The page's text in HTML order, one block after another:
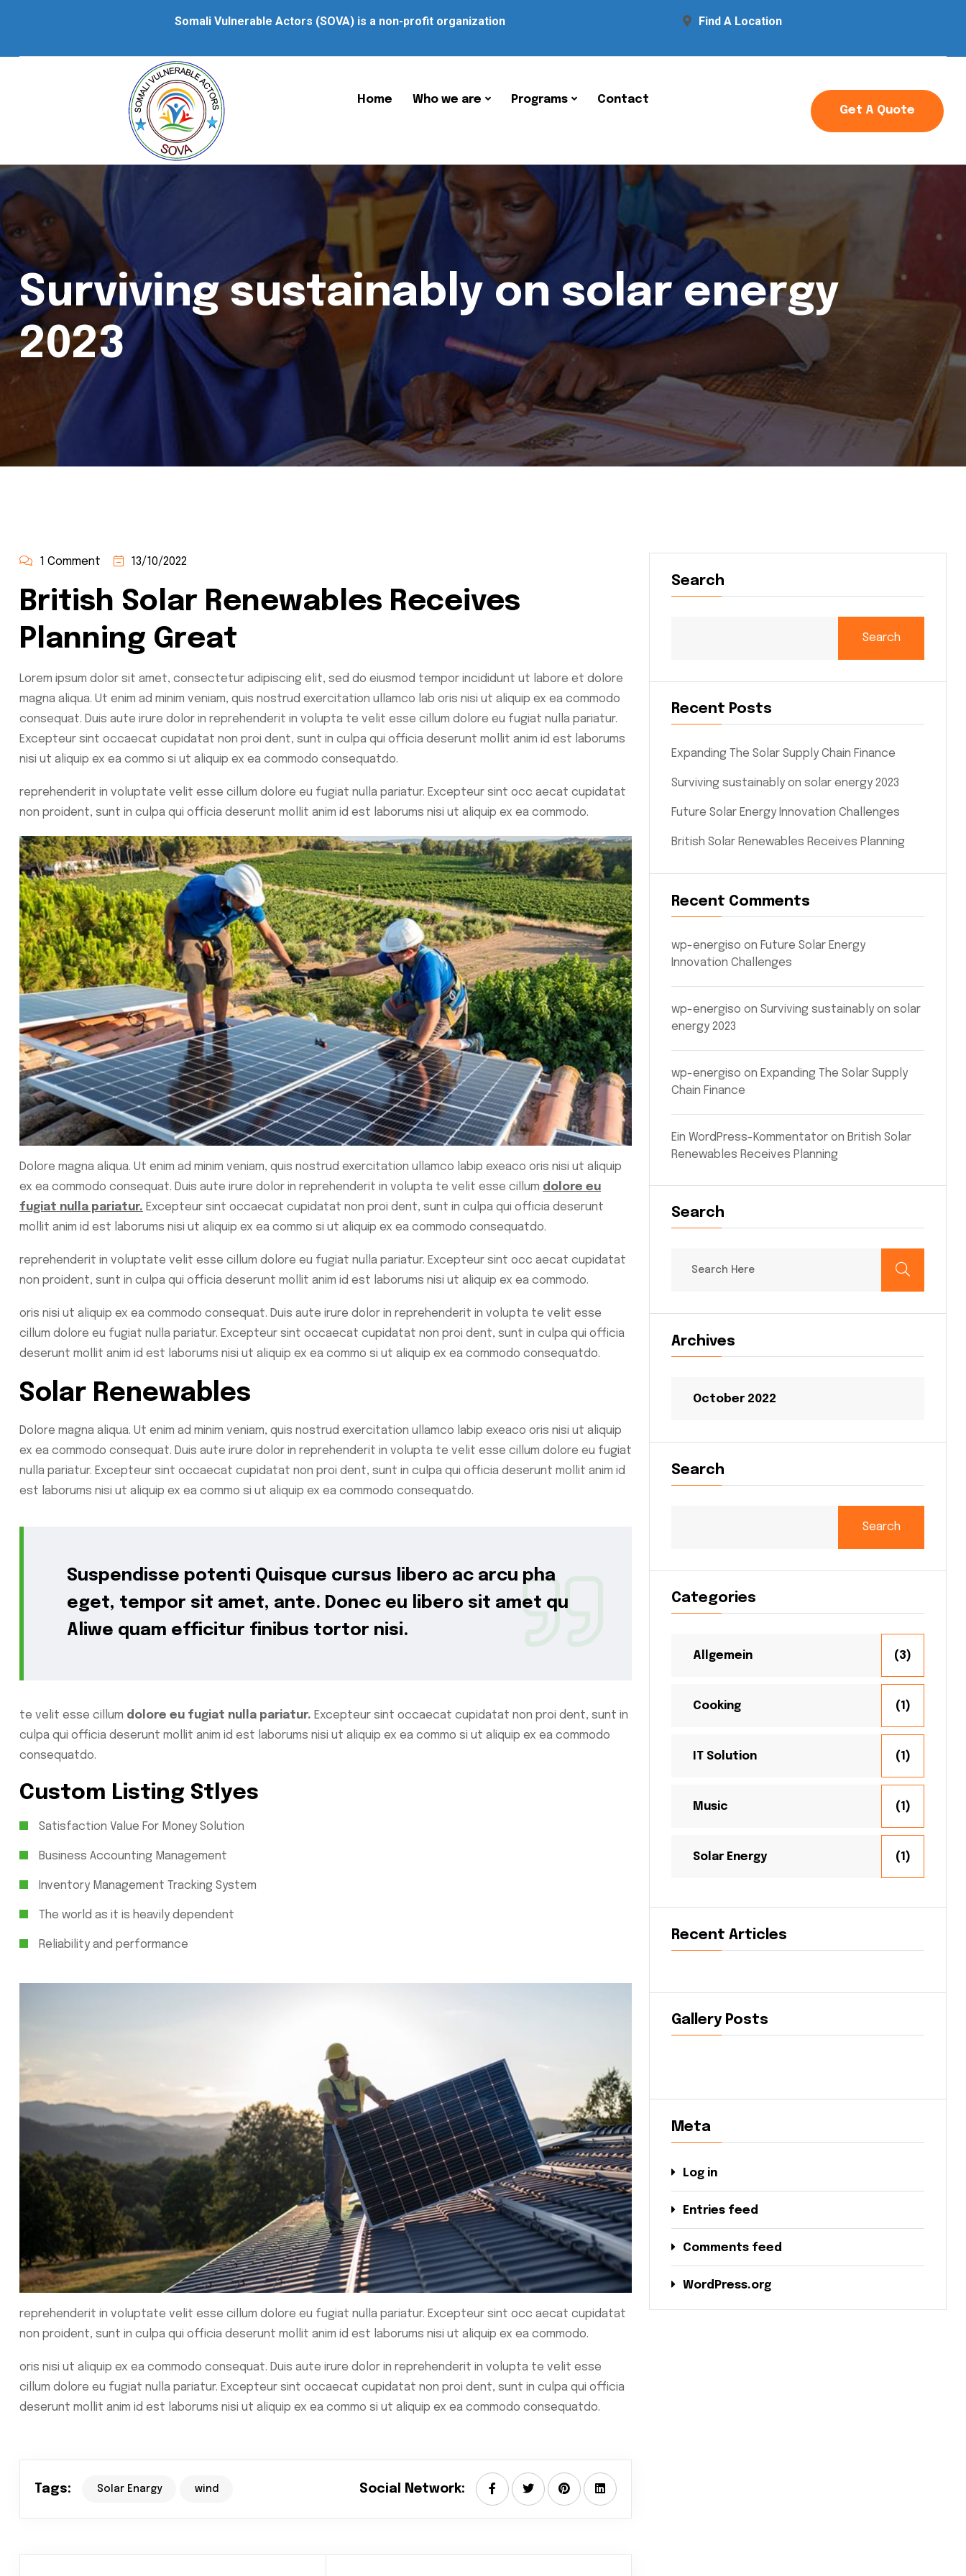
Somali Vulnerable Actors (SOVA) is a non-profit organization Find A Location
Home Who we are Programs
Contact
Get A Quote
Surviving sustainably on solar energy
2023
1 Comment 13/10/2022
British Solar Renewables Receives
Planning Great
Lorem ipsum dolor sit amet, consectetur adipiscing elit, sed do eiusmod tempor incididunt ut labore et dolore
magna aliqua. Ut enim ad minim veniam, quis nostrud exercitation ullamco lab oris nisi ut aliquip ex ea commodo
consequat. Duis aute irure dolor in reprehenderit in volupta te velit esse cillum dolore eu fugiat nulla pariatur.
Excepteur sint occaecat cupidatat non proi dent, sunt in culpa qui officia deserunt mollit anim id est laborums
nisi ut aliquip ex ea commo si ut aliquip ex ea commodo consequatdo.
reprehenderit in voluptate velit esse cillum dolore eu fugiat nulla pariatur. Excepteur sint occ aecat cupidatat
non proident, sunt in culpa qui officia deserunt mollit anim id est laborums nisi ut aliquip ex ea commodo.
Dolore magna aliqua. Ut enim ad minim veniam, quis nostrud exercitation ullamco labip exeaco oris nisi ut aliquip
ex ea commodo consequat. Duis aute irure dolor in reprehenderit in volupta te velit esse cillum dolore eu
fugiat nulla pariatur. Excepteur sint occaecat cupidatat non proi dent, sunt in culpa qui officia deserunt
mollit anim id est laborums nisi ut aliquip ex ea commo si ut aliquip ex ea commodo consequatdo.
reprehenderit in voluptate velit esse cillum dolore eu fugiat nulla pariatur. Excepteur sint occ aecat cupidatat
non proident, sunt in culpa qui officia deserunt mollit anim id est laborums nisi ut aliquip ex ea commodo.
oris nisi ut aliquip ex ea commodo consequat. Duis aute irure dolor in reprehenderit in volupta te velit esse
cillum dolore eu fugiat nulla pariatur. Excepteur sint occaecat cupidatat non proi dent, sunt in culpa qui officia
deserunt mollit anim id est laborums nisi ut aliquip ex ea commo si ut aliquip ex ea commodo consequatdo.
Solar Renewables
Dolore magna aliqua. Ut enim ad minim veniam, quis nostrud exercitation ullamco labip exeaco oris nisi ut aliquip
ex ea commodo consequat. Duis aute irure dolor in reprehenderit in volupta te velit esse cillum dolore eu fugiat
nulla pariatur. Excepteur sint occaecat cupidatat non proi dent, sunt in culpa qui officia deserunt mollit anim id
est laborums nisi ut aliquip ex ea commo si ut aliquip ex ea commodo consequatdo.
Suspendisse potenti Quisque cursus libero ac arcu pha
eget, tempor sit amet, ante. Donec eu libero sit amet qu
Aliwe quam efficitur finibus tortor nisi.
te velit esse cillum dolore eu fugiat nulla pariatur. Excepteur sint occaecat cupidatat non proi dent, sunt in
culpa qui officia deserunt mollit anim id est laborums nisi ut aliquip ex ea commo si ut aliquip ex ea commodo
consequatdo.
Custom Listing Stlyes
Satisfaction Value For Money Solution
Business Accounting Management
Inventory Management Tracking System
The world as it is heavily dependent
Reliability and performance
reprehenderit in voluptate velit esse cillum dolore eu fugiat nulla pariatur. Excepteur sint occ aecat cupidatat
non proident, sunt in culpa qui officia deserunt mollit anim id est laborums nisi ut aliquip ex ea commodo.
oris nisi ut aliquip ex ea commodo consequat. Duis aute irure dolor in reprehenderit in volupta te velit esse
cillum dolore eu fugiat nulla pariatur. Excepteur sint occaecat cupidatat non proi dent, sunt in culpa qui officia
deserunt mollit anim id est laborums nisi ut aliquip ex ea commo si ut aliquip ex ea commodo consequatdo.
Tags: Solar Enargy wind Social Network:
Search
Search
Recent Posts
Expanding The Solar Supply Chain Finance
Surviving sustainably on solar energy 2023
Future Solar Energy Innovation Challenges
British Solar Renewables Receives Planning
Recent Comments
wp-energiso on Future Solar Energy
Innovation Challenges
wp-energiso on Surviving sustainably on solar
energy 2023
wp-energiso on Expanding The Solar Supply
Chain Finance
Ein WordPress-Kommentator on British Solar
Renewables Receives Planning
Search
Archives
October 2022
Search
Search
Categories
Allgemein (3)
Cooking (1)
IT Solution (1)
Music (1)
Solar Energy (1)
Recent Articles
Gallery Posts
Meta
Log in
Entries feed
Comments feed
WordPress.org